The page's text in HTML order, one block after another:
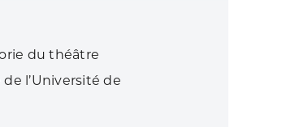
du théâtre
l’Université de